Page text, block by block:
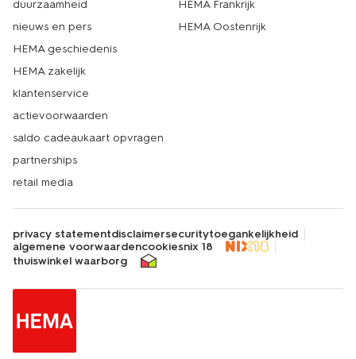
duurzaamheid
nieuws en pers
HEMA geschiedenis
HEMA zakelijk
klantenservice
actievoorwaarden
saldo cadeaukaart opvragen
partnerships
retail media
HEMA Frankrijk
HEMA Oostenrijk
privacy statementdisclaimersecuritytoegankelijkheid
algemene voorwaardencookiesnix 18
thuiswinkel waarborg